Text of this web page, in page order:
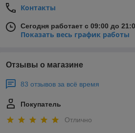
Контакты
Сегодня работает с 09:00 до
Показать весь график работы
Отзывы о магазине
83 отзывов за всё время
Покупатель
Отлично